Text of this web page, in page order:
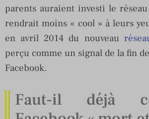
parents auraient investi le
rendrait moins « cool » à leurs
en avril 2014 du nouveau
perçu comme un signal de la fin
Facebook.
Faut-il déjà